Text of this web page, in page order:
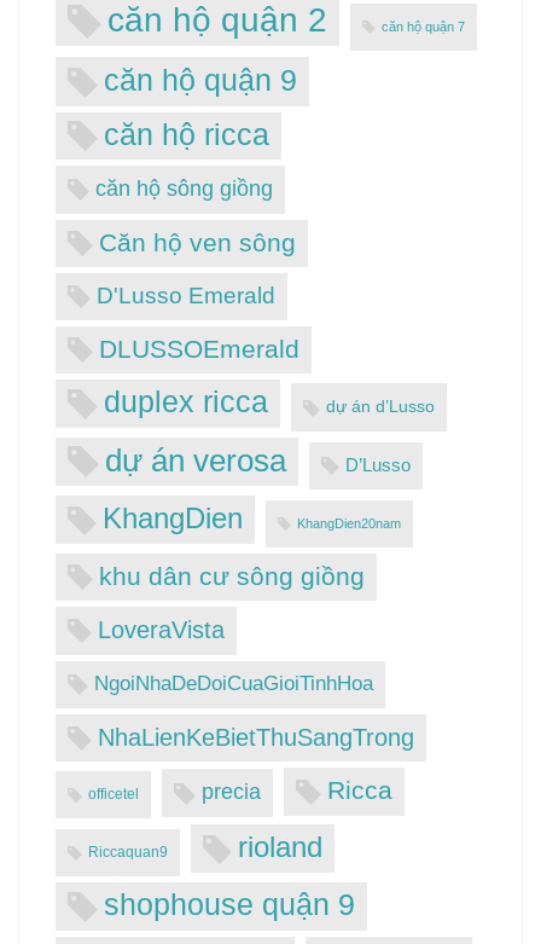
căn hộ quận 2 căn hộ quận 7
căn hộ quận 9
căn hộ ricca
căn hộ sông giồng
Căn hộ ven sông
D'Lusso Emerald
DLUSSOEmerald
duplex ricca dự án d’Lusso
dự án verosa D’Lusso
KhangDien KhangDien20nam
khu dân cư sông giồng
LoveraVista
NgoiNhaDeDoiCuaGioiTinhHoa
NhaLienKeBietThuSangTrong
officetel precia Ricca
Riccaquan9
rioland
shophouse quận 9